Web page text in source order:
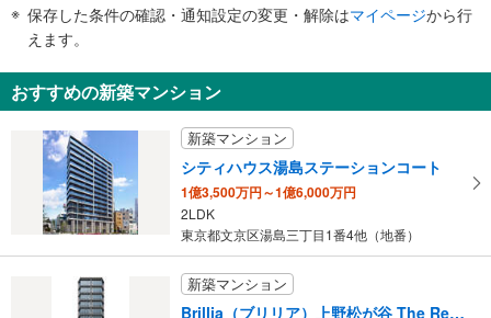
東京地下鉄本社ビル、三井ガーデンホテル上野、バスのりば（めぐりん）、上
野警察署、台東区役所、ハローワーク上野、上野消防署、下谷神社、岩倉高等
学校、上野学園、 石橋メモリアルホール、昭和通り、浅草通り、東上野３
−５丁目、メトロライフサポート、メトロ車両
２出口
永寿総合病院、昭和通り、東上野１−３丁目
３出口
永寿総合病院、昭和通り、東上野１・２丁目
４出口
昭和通り、上野６丁目
（上野６丁目方面）、上野マルイ
【東京メトロ】
［銀座線］
・ＪＲ上野駅方面改札⇔エレベーター専用口（７：３０～２２：００）
・改札階⇔５ａ・５ｂ出口
・１番線ホーム⇔エレベータ専用改札
・２番線ホーム⇔昭和通り南方面改札
・各改札⇔地上出口
エスカレータ
【ＪＲ】
［新幹線］
・各ホーム⇔Ｂ３Ｆコンコース⇔新幹線乗換口改札
・新幹線乗換口改札⇔３Ｆコンコース
知
を
保存した条件の確認・通知設定の変更・解除はマイページから行
えます。
おすすめの新築マンション
新築マンション
シティハウス湯島ステーションコート
1億3,500万円～1億6,000万円
2LDK
東京都文京区湯島三丁目1番4他（地番）
新築マンション
Brillia（ブリリア）上野松が谷 The Residence